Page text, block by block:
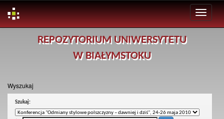
REPOZYTORIUM UNIWERSYTETU
W BIAŁYMSTOKU
Wyszukaj
Szukaj: